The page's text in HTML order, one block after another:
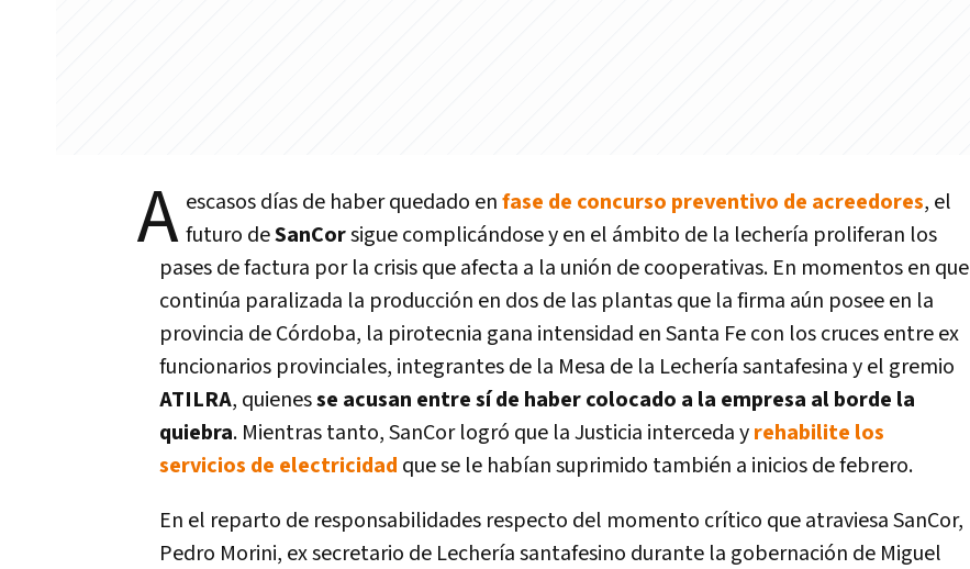
A escasos días de haber quedado enfase de concurso preventivo de acreedores, el
futuro deSanCorsigue complicándose y en el ámbito de la lechería proliferan los
pases de factura por la crisis que afecta a la unión de cooperativas. En momentos en que
continúa paralizada la producción en dos de las plantas que la firma aún posee en la
provincia de Córdoba, la pirotecnia gana intensidad en Santa Fe con los cruces entre ex
funcionarios provinciales, integrantes de la Mesa de la Lechería santafesina y el gremio
ATILRA, quienesse acusan entre sí de haber colocado a la empresa al borde la
quiebra. Mientras tanto, SanCor logró que la Justicia interceda yrehabilite los
servicios de electricidad que se le habían suprimido también a inicios de febrero.
En el reparto de responsabilidades respecto del momento crítico que atraviesa SanCor,
Pedro Morini, ex secretario de Lechería santafesino durante la gobernación de Miguel